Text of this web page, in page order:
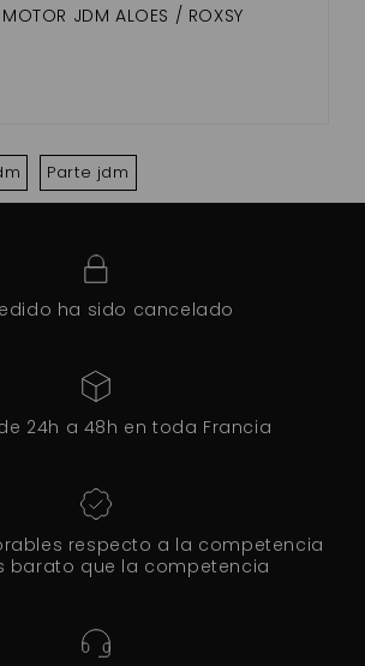
JDM ALOES / ROXSY
Parte jdm
ha sido cancelado
24h a 48h en toda Francia
respecto a la competencia
barato que la competencia